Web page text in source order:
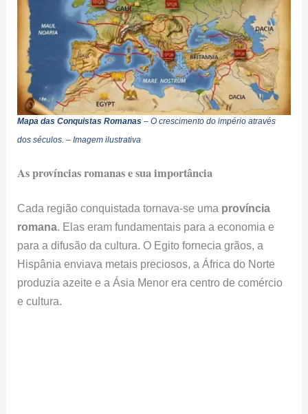
Mapa das Conquistas Romanas – O crescimento do império através
dos séculos. – Imagem ilustrativa
As províncias romanas e sua importância
Cada região conquistada tornava-se uma província
romana. Elas eram fundamentais para a economia e
para a difusão da cultura. O Egito fornecia grãos, a
Hispânia enviava metais preciosos, a África do Norte
produzia azeite e a Ásia Menor era centro de comércio
e cultura.